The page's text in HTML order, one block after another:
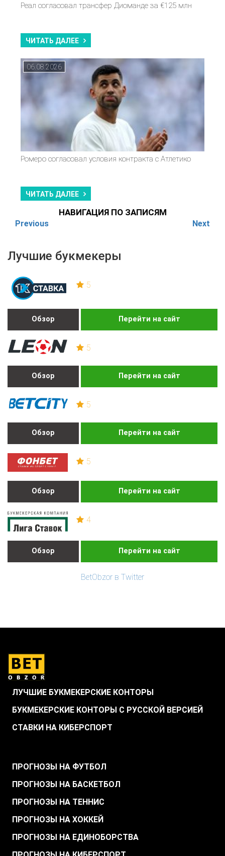
Лучшие букмекеры
5
Обзор Перейти на сайт
5
Обзор Перейти на сайт
5
Обзор Перейти на сайт
5
Обзор Перейти на сайт
4
Обзор Перейти на сайт
BetObzor в Twitter
Реал согласовал трансфер Диоманде за €125 млн
ЧИТАТЬ ДАЛЕЕ
06.08.2026
Ромеро согласовал условия контракта с Атлетико
ЧИТАТЬ ДАЛЕЕ
НАВИГАЦИЯ ПО ЗАПИСЯМ
Previous Next
ЛУЧШИЕ БУКМЕКЕРСКИЕ КОНТОРЫ
БУКМЕКЕРСКИЕ КОНТОРЫ С РУССКОЙ ВЕРСИЕЙ
СТАВКИ НА КИБЕРСПОРТ
ПРОГНОЗЫ НА ФУТБОЛ
ПРОГНОЗЫ НА БАСКЕТБОЛ
ПРОГНОЗЫ НА ТЕННИС
ПРОГНОЗЫ НА ХОККЕЙ
ПРОГНОЗЫ НА ЕДИНОБОРСТВА